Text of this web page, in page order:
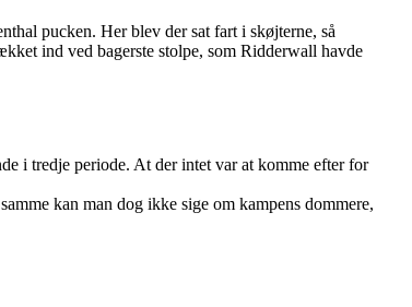
pucken. Her blev der sat fart i skøjterne, så
ind ved bagerste stolpe, som Ridderwall havde
i tredje periode. At der intet var at komme efter for
kan man dog ikke sige om kampens dommere,